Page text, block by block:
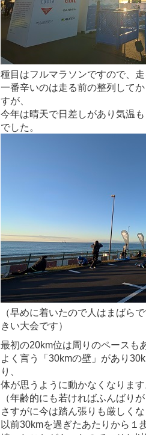
種目はフルマラソンですので、
一番辛いのは走る前の整列して
すが、
今年は晴天で日差しがあり気温
でした。
（早めに着いたので人はまばら
きい大会です）
最初の20km位は周りのペースも
よく言う「30kmの壁」があり
り、
体が思うように動かなくなりま
（年齢的にも若ければふんばり
さすがに今は踏ん張りも厳しく
以前30kmを過ぎたあたりから１